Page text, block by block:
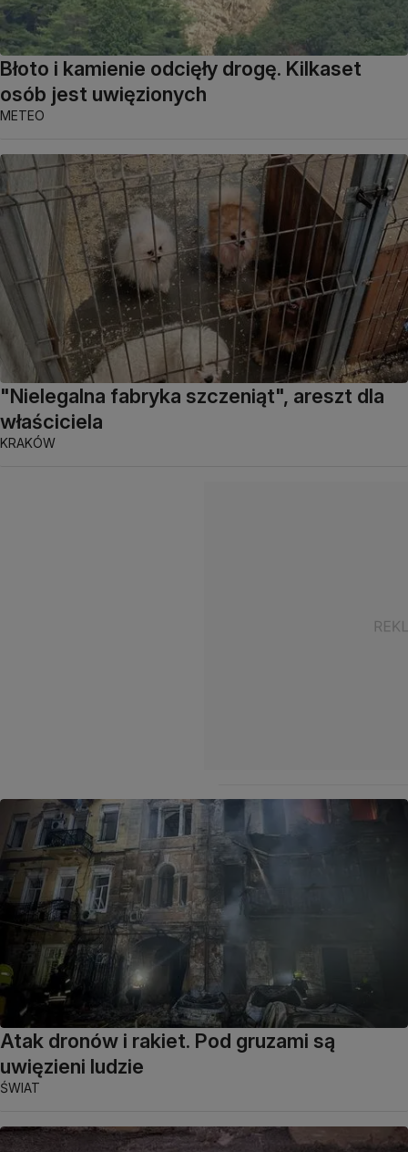
Błoto i kamienie odcięły drogę. Kilkaset
osób jest uwięzionych
METEO
"Nielegalna fabryka szczeniąt", areszt dla
właściciela
KRAKÓW
Atak dronów i rakiet. Pod gruzami są
uwięzieni ludzie
ŚWIAT